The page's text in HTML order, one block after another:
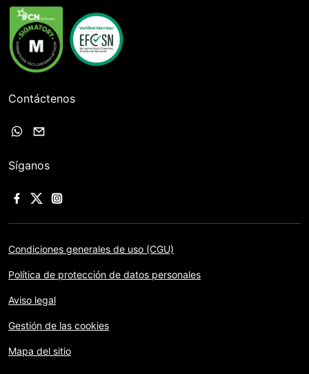
Contáctenos
Síganos
Condiciones generales de uso (CGU)
Política de protección de datos personales
Aviso legal
Gestión de las cookies
Mapa del sitio